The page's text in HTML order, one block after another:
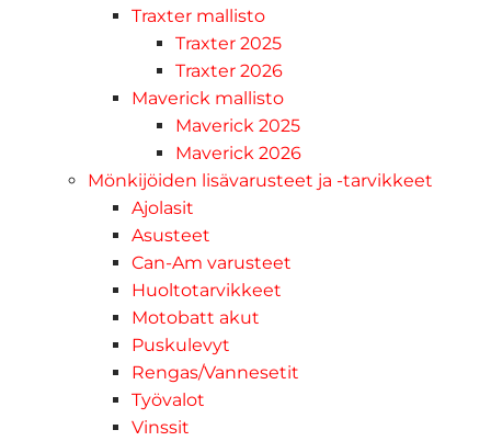
Traxter mallisto
Traxter 2025
Traxter 2026
Maverick mallisto
Maverick 2025
Maverick 2026
Mönkijöiden lisävarusteet ja -tarvikkeet
Ajolasit
Asusteet
Can-Am varusteet
Huoltotarvikkeet
Motobatt akut
Puskulevyt
Rengas/Vannesetit
Työvalot
Vinssit